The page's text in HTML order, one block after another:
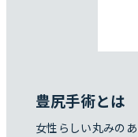
豊尻手術とは
女性らしい丸みのあ